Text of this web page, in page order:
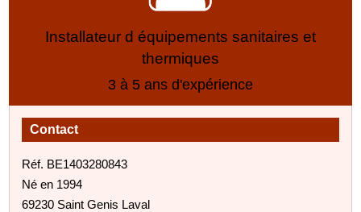
Installateur d équipements sanitaires et
thermiques
3 à 5 ans d'expérience
Contact
Réf. BE1403280843
Né en 1994
69230 Saint Genis Laval